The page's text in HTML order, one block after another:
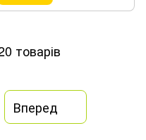
товарів
Вперед